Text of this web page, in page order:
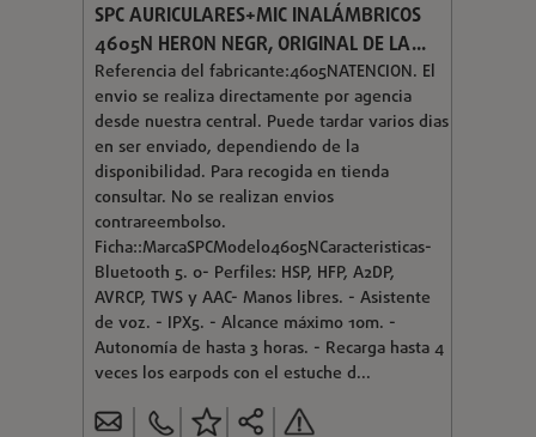
SPC AURICULARES+MIC INALÁMBRICOS
4605N HERON NEGR, ORIGINAL DE LA...
Referencia del fabricante:4605NATENCION. El
envio se realiza directamente por agencia
desde nuestra central. Puede tardar varios dias
en ser enviado, dependiendo de la
disponibilidad. Para recogida en tienda
consultar. No se realizan envios
contrareembolso.
Ficha::MarcaSPCModelo4605NCaracteristicas-
Bluetooth 5. 0- Perfiles: HSP, HFP, A2DP,
AVRCP, TWS y AAC- Manos libres. - Asistente
de voz. - IPX5. - Alcance máximo 10m. -
Autonomía de hasta 3 horas. - Recarga hasta 4
veces los earpods con el estuche d...